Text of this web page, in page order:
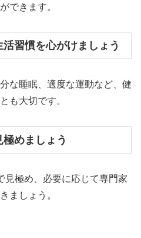
できます。
習慣を心がけましょう
な睡眠、適度な運動など、健
も大切です。
めましょう
見極め、必要に応じて専門家
ましょう。